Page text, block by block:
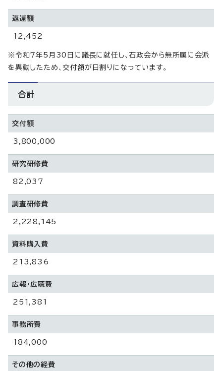
返還額
12,452
※令和7年5月30日に議長に就任し、石政会から無所属に会派
を異動したため、交付額が日割りになっています。
合計
交付額
3,800,000
研究研修費
82,037
調査研修費
2,228,145
資料購入費
213,836
広報・広聴費
251,381
事務所費
184,000
その他の経費